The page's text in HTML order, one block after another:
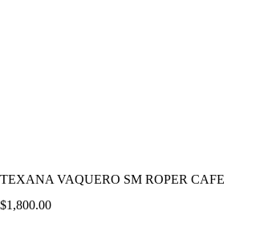
TEXANA VAQUERO SM ROPER CAFE
$1,800.00